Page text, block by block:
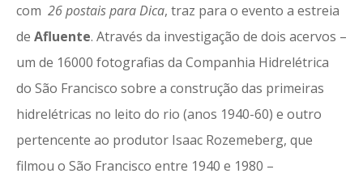
com 26 postais para Dica, traz para o evento a estreia
de Afluente. Através da investigação de dois acervos –
um de 16000 fotografias da Companhia Hidrelétrica
do São Francisco sobre a construção das primeiras
hidrelétricas no leito do rio (anos 1940-60) e outro
pertencente ao produtor Isaac Rozemeberg, que
filmou o São Francisco entre 1940 e 1980 –